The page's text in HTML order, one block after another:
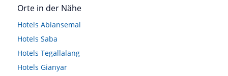
Orte in der Nähe
Hotels Abiansemal
Hotels Saba
Hotels Tegallalang
Hotels Gianyar